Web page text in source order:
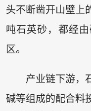
头不断凿开山壁上
吨石英砂，都经
区。
产业链下游，
碱等组成的配合料